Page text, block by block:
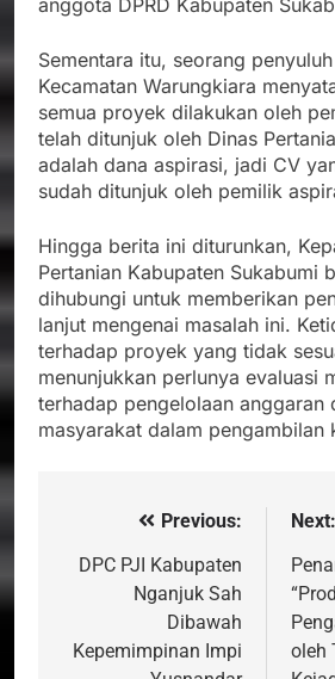
Sementara itu, seorang
Kecamatan Warungkiara
semua proyek dilakukan oleh
telah ditunjuk oleh Dinas
adalah dana aspirasi, jadi CV
sudah ditunjuk oleh pemilik
Hingga berita ini diturunkan,
Pertanian Kabupaten Sukabumi
dihubungi untuk memberikan
lanjut mengenai masalah ini.
terhadap proyek yang tidak
menunjukkan perlunya evaluasi
terhadap pengelolaan anggaran
masyarakat dalam pengambilan
Navigasi
pos
Previous:
DPC PJI Kabupaten
Nganjuk Sah
Dibawah
Kepemimpinan Impi
Next:
oleh